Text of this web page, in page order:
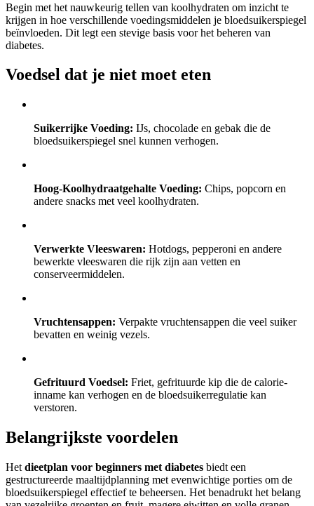
Begin met het nauwkeurig tellen van koolhydraten om inzicht te
krijgen in hoe verschillende voedingsmiddelen je bloedsuikerspiegel
beïnvloeden. Dit legt een stevige basis voor het beheren van
diabetes.
Voedsel dat je niet moet eten
Suikerrijke Voeding: IJs, chocolade en gebak die de
bloedsuikerspiegel snel kunnen verhogen.
Hoog-Koolhydraatgehalte Voeding: Chips, popcorn en
andere snacks met veel koolhydraten.
Verwerkte Vleeswaren: Hotdogs, pepperoni en andere
bewerkte vleeswaren die rijk zijn aan vetten en
conserveermiddelen.
Vruchtensappen: Verpakte vruchtensappen die veel suiker
bevatten en weinig vezels.
Gefrituurd Voedsel: Friet, gefrituurde kip die de calorie-
inname kan verhogen en de bloedsuikerregulatie kan
verstoren.
Belangrijkste voordelen
Het dieetplan voor beginners met diabetes biedt een
gestructureerde maaltijdplanning met evenwichtige porties om de
bloedsuikerspiegel effectief te beheersen. Het benadrukt het belang